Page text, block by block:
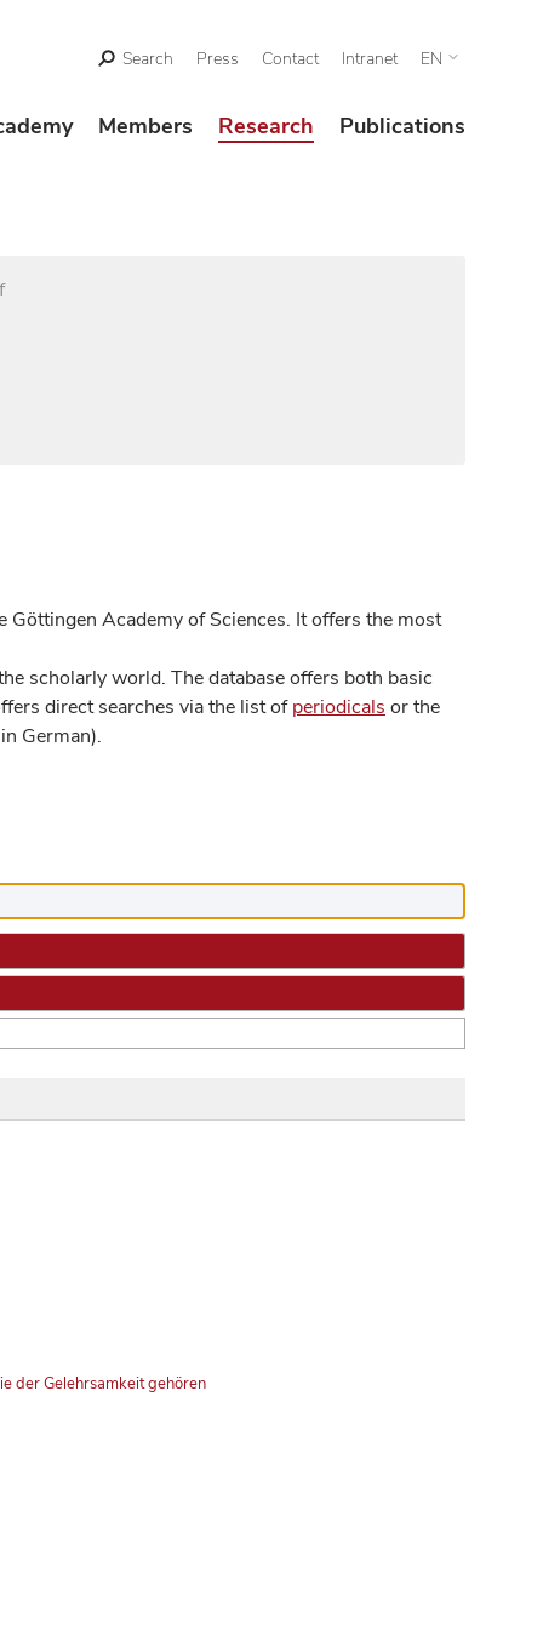
Search Press Contact Intranet EN
Members Research Publications
Academy of Sciences. It offers the most
scholarly world. The database offers both basic
direct searches via the list ofperiodicals or the
German).
der Gelehrsamkeit gehören